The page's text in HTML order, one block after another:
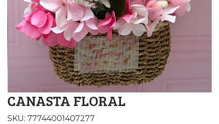
CANASTA FLORAL
SKU: 77744001407277